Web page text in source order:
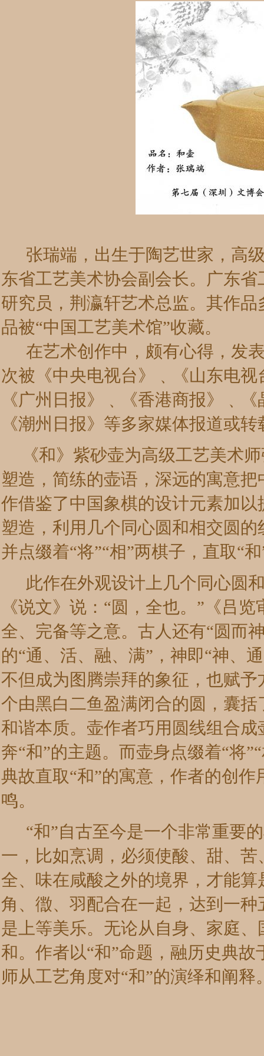
张瑞端，出生于陶艺世家，高
东省工艺美术协会副会长。广东
研究员，荆瀛轩艺术总监。其作
品被“中国工艺美术馆”收藏。
在艺术创作中，颇有心得，发
次被《中央电视台》﹑《山东电
《广州日报》﹑《香港商报》﹑
《潮州日报》等多家媒体报道或转
《和》紫砂壶为高级工艺美术
塑造，简练的壶语，深远的寓意
作借鉴了中国象棋的设计元素加
塑造，利用几个同心圆和相交圆
并点缀着“将”“相”两棋子，直取“
此作在外观设计上几个同心圆
《说文》说：“圆，全也。”《吕
全、完备等之意。古人还有“圆而
的“通、活、融、满”，神即“神、
不但成为图腾崇拜的象征，也赋
个由黑白二鱼盈满闭合的圆，囊
和谐本质。壶作者巧用圆线组合
奔“和”的主题。而壶身点缀着“将
典故直取“和”的寓意，作者的创
鸣。
“和”自古至今是一个非常重要
一，比如烹调，必须使酸、甜、
全、味在咸酸之外的境界，才能
角、徾、羽配合在一起，达到一
是上等美乐。无论从自身、家庭
和。作者以“和”命题，融历史典
师从工艺角度对“和”的演绎和阐释